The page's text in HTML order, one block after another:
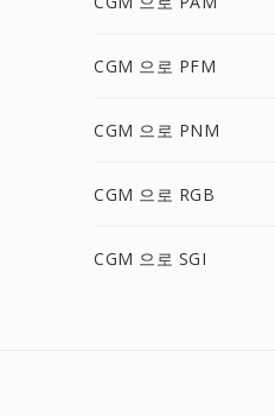
CGM 으로 PFM
CGM 으로 PNM
CGM 으로 RGB
CGM 으로 SGI